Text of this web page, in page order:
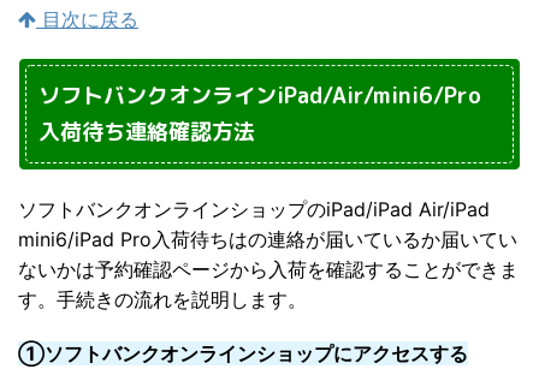
目次に戻る
ソフトバンクオンラインiPad/Air/mini6/Pro
入荷待ち連絡確認方法
ソフトバンクオンラインショップのiPad/iPad Air/iPad
mini6/iPad Pro入荷待ちはの連絡が届いているか届いてい
ないかは予約確認ページから入荷を確認することができま
す。手続きの流れを説明します。
①ソフトバンクオンラインショップにアクセスする